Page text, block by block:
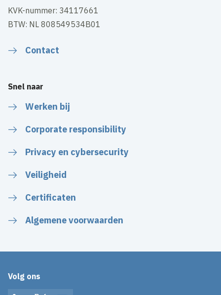
KVK-nummer: 34117661
BTW: NL 808549534B01
Contact
Snel naar
Werken bij
Corporate responsibility
Privacy en cybersecurity
Veiligheid
Certificaten
Algemene voorwaarden
Volg ons